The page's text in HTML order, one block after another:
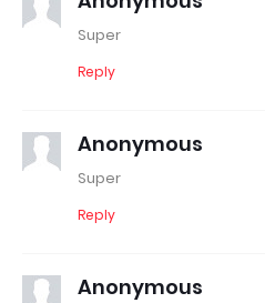
Super
Reply
Anonymous
Super
Reply
Anonymous